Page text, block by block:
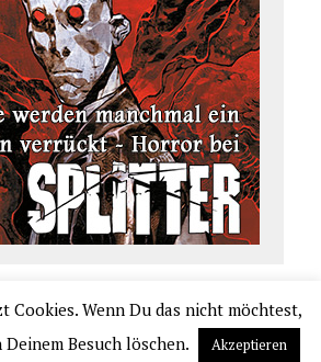
2026 | COMIC.DE
Cookies. Wenn Du das nicht möchtest,
Besuch löschen.
Akzeptieren